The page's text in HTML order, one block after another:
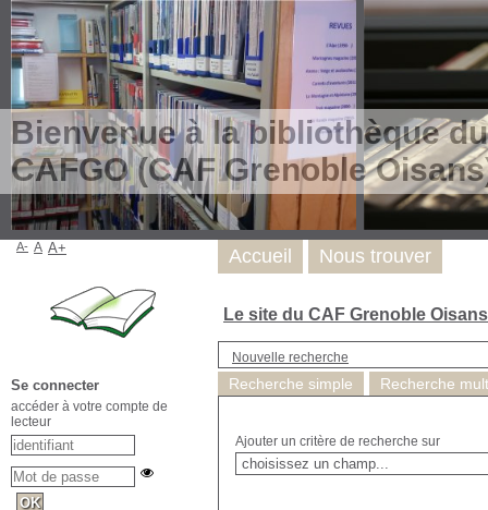
Bienvenue à la bibliothèque du
CAFGO (CAF Grenoble
Le site du CAF Grenoble
Nouvelle recherche
Recherche simple Recherche
Ajouter un critère de recherche sur
Accueil Nous trouver
A- A A+
Se connecter
accéder à votre compte de
lecteur